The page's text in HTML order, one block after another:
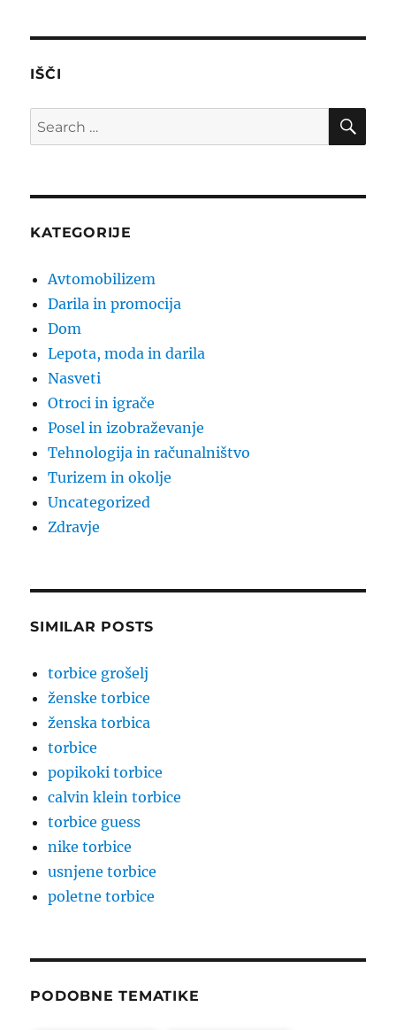
IŠČI
Search
for:
KATEGORIJE
Avtomobilizem
Darila in promocija
Dom
Lepota, moda in darila
Nasveti
Otroci in igrače
Posel in izobraževanje
Tehnologija in računalništvo
Turizem in okolje
Uncategorized
Zdravje
SIMILAR POSTS
torbice grošelj
ženske torbice
ženska torbica
torbice
popikoki torbice
calvin klein torbice
torbice guess
nike torbice
usnjene torbice
poletne torbice
PODOBNE TEMATIKE